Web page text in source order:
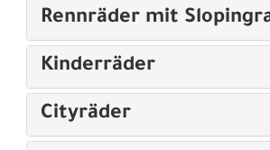
Rennräder mit
Kinderräder
Cityräder